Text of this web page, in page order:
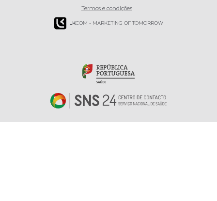
Termos e condições
LKCOM - MARKETING OF TOMORROW